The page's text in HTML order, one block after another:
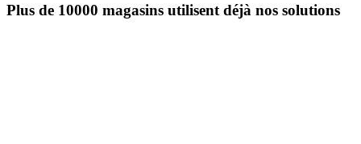
Plus de 10000 magasins utilisent déjà nos solutions